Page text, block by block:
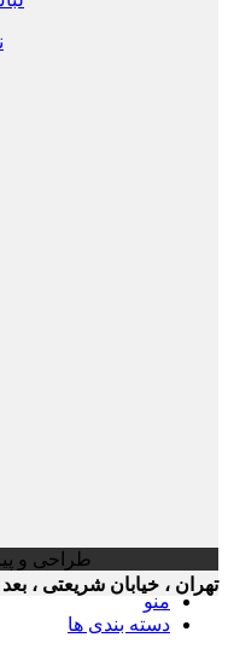
نیم
، خیابان شریعتی ، بعد از
طراحی و
منو
دسته بندی ها